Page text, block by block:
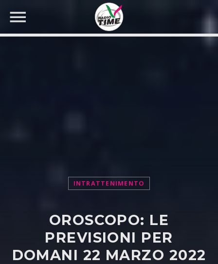
INTRATTENIMENTO
OROSCOPO: LE
PREVISIONI PER
DOMANI 22 MARZO 2022